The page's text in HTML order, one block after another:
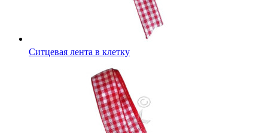
Ситцевая лента в клетку